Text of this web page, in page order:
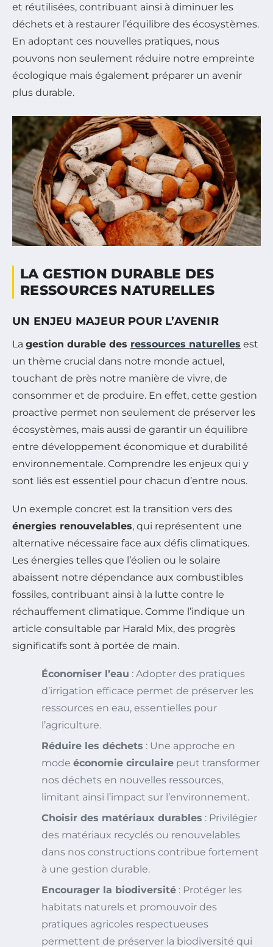
et réutilisées, contribuant ainsi à diminuer les
déchets et à restaurer l’équilibre des écosystèmes.
En adoptant ces nouvelles pratiques, nous
pouvons non seulement réduire notre empreinte
écologique mais également préparer un avenir
plus durable.
LA GESTION DURABLE DES
RESSOURCES NATURELLES
UN ENJEU MAJEUR POUR L’AVENIR
La gestion durable des ressources naturelles est
un thème crucial dans notre monde actuel,
touchant de près notre manière de vivre, de
consommer et de produire. En effet, cette gestion
proactive permet non seulement de préserver les
écosystèmes, mais aussi de garantir un équilibre
entre développement économique et durabilité
environnementale. Comprendre les enjeux qui y
sont liés est essentiel pour chacun d’entre nous.
Un exemple concret est la transition vers des
énergies renouvelables, qui représentent une
alternative nécessaire face aux défis climatiques.
Les énergies telles que l’éolien ou le solaire
abaissent notre dépendance aux combustibles
fossiles, contribuant ainsi à la lutte contre le
réchauffement climatique. Comme l’indique un
article consultable par Harald Mix, des progrès
significatifs sont à portée de main.
Économiser l’eau : Adopter des pratiques
d’irrigation efficace permet de préserver les
ressources en eau, essentielles pour
l’agriculture.
Réduire les déchets : Une approche en
mode économie circulaire peut transformer
nos déchets en nouvelles ressources,
limitant ainsi l’impact sur l’environnement.
Choisir des matériaux durables : Privilégier
des matériaux recyclés ou renouvelables
dans nos constructions contribue fortement
à une gestion durable.
Encourager la biodiversité : Protéger les
habitats naturels et promouvoir des
pratiques agricoles respectueuses
permettent de préserver la biodiversité qui